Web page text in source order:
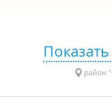
район